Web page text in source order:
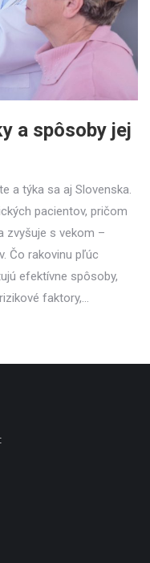
a spôsoby jej
a týka sa aj Slovenska.
pacientov, pričom
zvyšuje s vekom –
Čo rakovinu pľúc
efektívne spôsoby,
faktory,…